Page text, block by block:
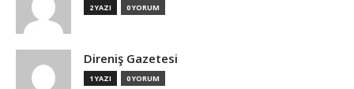
2 YAZI 0 YORUM
Direniş Gazetesi
1 YAZI 0 YORUM